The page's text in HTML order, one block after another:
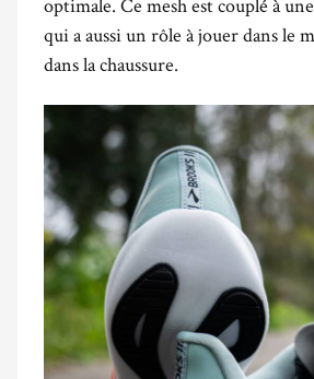
optimale. Ce mesh est couplé à
qui a aussi un rôle à jouer dans le
dans la chaussure.